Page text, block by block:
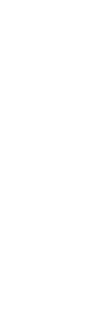
Naranjo
ciudad con
insignias
y su
Málaga con
obra como
para los